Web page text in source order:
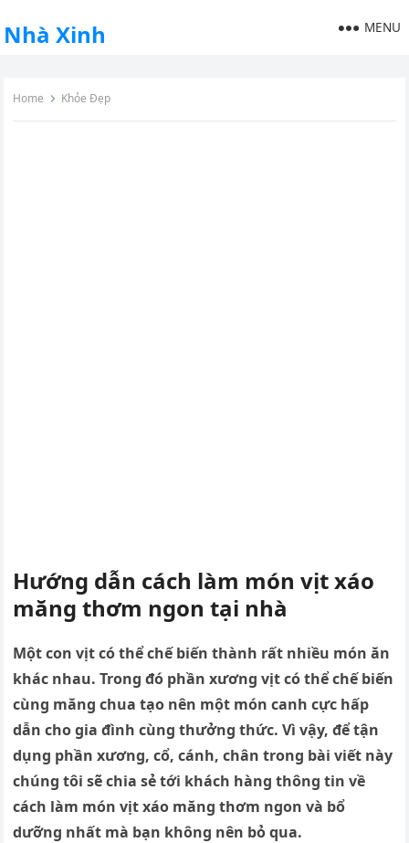
Nhà Xinh MENU
Home Khỏe Đẹp
Hướng dẫn cách làm món vịt xáo
măng thơm ngon tại nhà
Một con vịt có thể chế biến thành rất nhiều món ăn
khác nhau. Trong đó phần xương vịt có thể chế biến
cùng măng chua tạo nên một món canh cực hấp
dẫn cho gia đình cùng thưởng thức. Vì vậy, để tận
dụng phần xương, cổ, cánh, chân trong bài viết này
chúng tôi sẽ chia sẻ tới khách hàng thông tin về
cách làm món vịt xáo măng thơm ngon và bổ
dưỡng nhất mà bạn không nên bỏ qua.